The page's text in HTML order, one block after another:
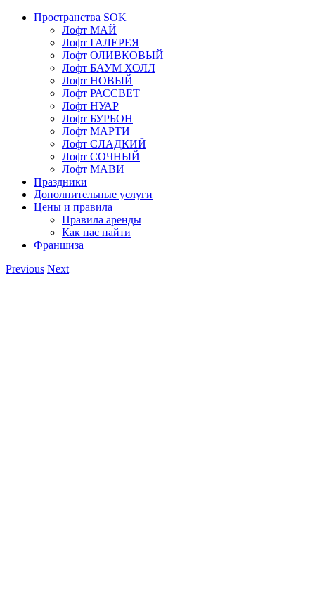
Пространства SOK
Лофт МАЙ
Лофт ГАЛЕРЕЯ
Лофт ОЛИВКОВЫЙ
Лофт БАУМ ХОЛЛ
Лофт НОВЫЙ
Лофт РАССВЕТ
Лофт НУАР
Лофт БУРБОН
Лофт МАРТИ
Лофт СЛАДКИЙ
Лофт СОЧНЫЙ
Лофт МАВИ
Праздники
Дополнительные услуги
Цены и правила
Правила аренды
Как нас найти
Франшиза
Previous Next